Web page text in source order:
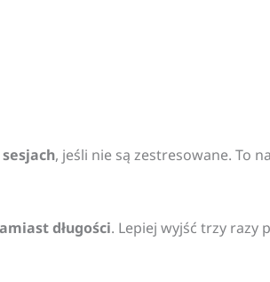
, jeśli nie są zestresowane. To
długości. Lepiej wyjść trzy razy